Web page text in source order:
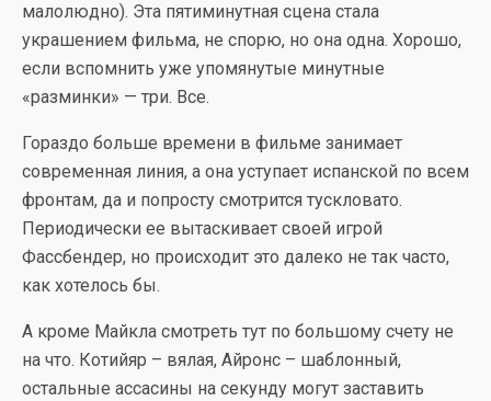
малолюдно). Эта пятиминутная сцена стала
украшением фильма, не спорю, но она одна. Хорошо,
если вспомнить уже упомянутые минутные
«разминки» — три. Все.
Гораздо больше времени в фильме занимает
современная линия, а она уступает испанской по всем
фронтам, да и попросту смотрится тускловато.
Периодически ее вытаскивает своей игрой
Фассбендер, но происходит это далеко не так часто,
как хотелось бы.
А кроме Майкла смотреть тут по большому счету не
на что. Котийяр – вялая, Айронс – шаблонный,
остальные ассасины на секунду могут заставить